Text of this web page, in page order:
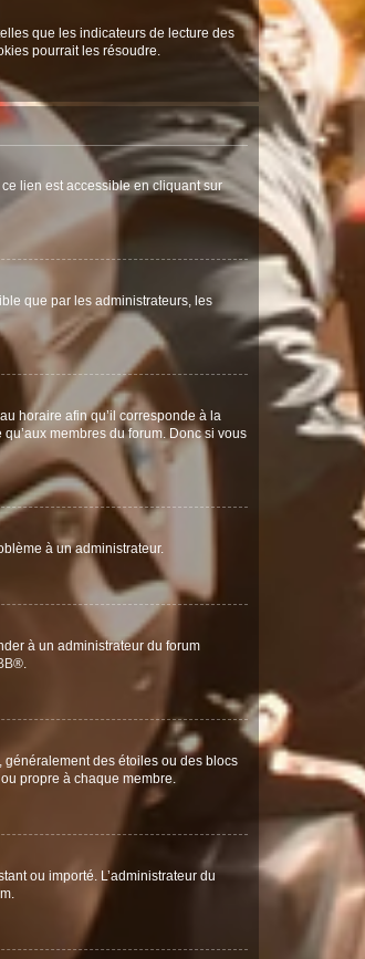
que les indicateurs de lecture des
pourrait les résoudre.
lien est accessible en cliquant sur
que par les administrateurs, les
horaire afin qu’il corresponde à la
membres du forum. Donc si vous
à un administrateur.
à un administrateur du forum
®.
généralement des étoiles ou des blocs
propre à chaque membre.
ou importé. L’administrateur du